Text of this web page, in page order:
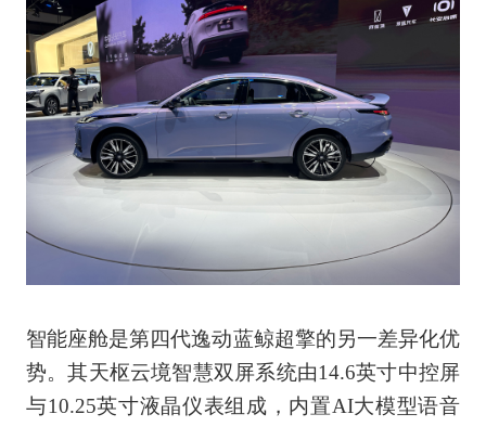
智能座舱是第四代逸动蓝鲸超擎的另一差异化优
势。其天枢云境智慧双屏系统由14.6英寸中控屏
与10.25英寸液晶仪表组成，内置AI大模型语音